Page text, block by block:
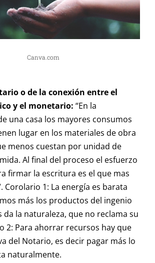
Canva.com
o de la conexión entre el
y el monetario: “En la
una casa los mayores consumos
lugar en los materiales de obra
menos cuestan por unidad de
Al final del proceso el esfuerzo
firmar la escritura es el que mas
Corolario 1: La energía es barata
más los productos del ingenio
da la naturaleza, que no reclama su
2: Para ahorrar recursos hay que
del Notario, es decir pagar más lo
naturalmente.